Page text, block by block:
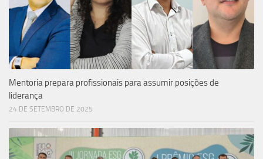
Mentoria prepara profissionais para assumir posições de
liderança
24 DE SETEMBRO DE 2025